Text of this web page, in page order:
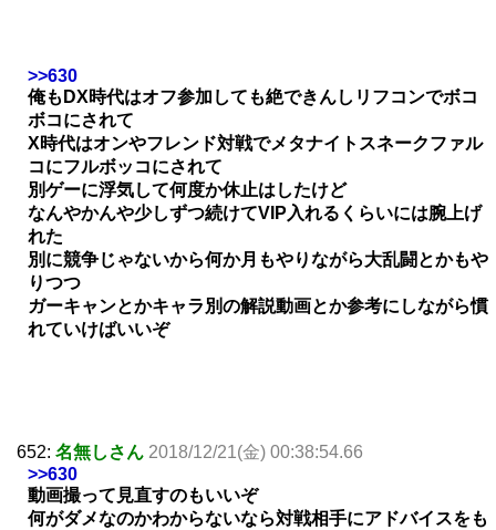
>>630
俺もDX時代はオフ参加しても絶できんしリフコンでボコ
ボコにされて
X時代はオンやフレンド対戦でメタナイトスネークファル
コにフルボッコにされて
別ゲーに浮気して何度か休止はしたけど
なんやかんや少しずつ続けてVIP入れるくらいには腕上げ
れた
別に競争じゃないから何か月もやりながら大乱闘とかもや
りつつ
ガーキャンとかキャラ別の解説動画とか参考にしながら慣
れていけばいいぞ
652: 名無しさん 2018/12/21(金) 00:38:54.66
>>630
動画撮って見直すのもいいぞ
何がダメなのかわからないなら対戦相手にアドバイスをも